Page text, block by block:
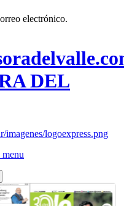
electrónico.
DEL